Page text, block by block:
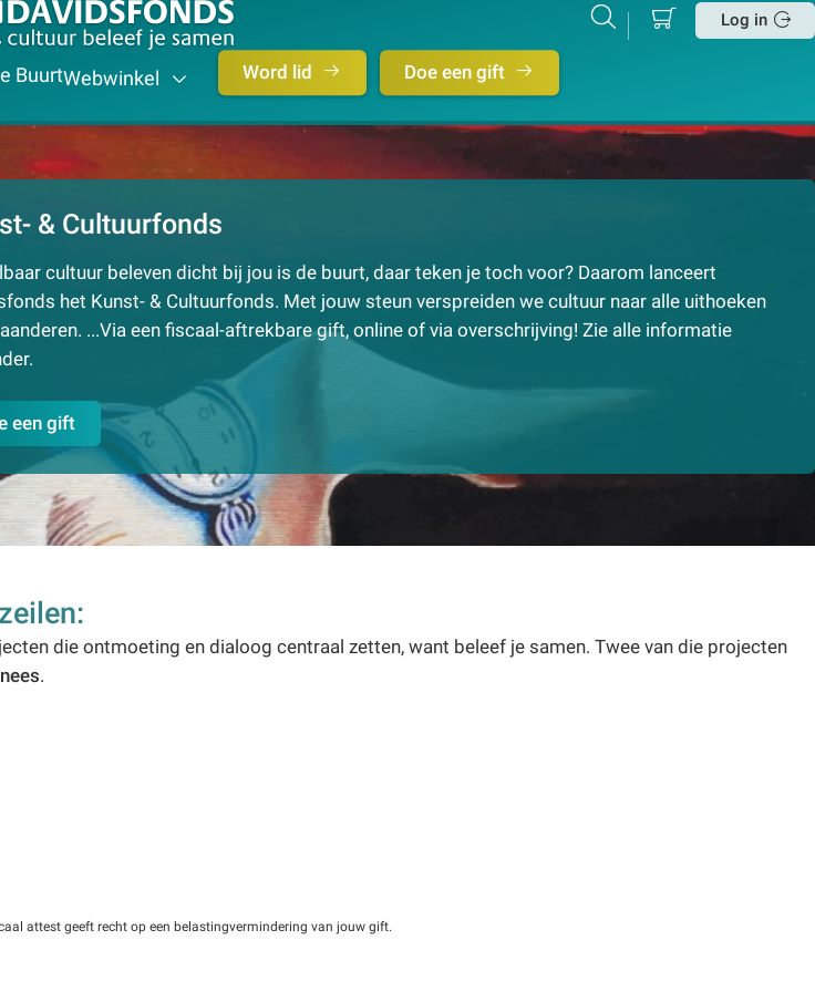
Zoeken
Mijn
winkelmand
BetalenLog in
BuurtWebwinkel Word lid Doe een gift
& Cultuurfonds
cultuur beleven dicht bij jou is de buurt, daar teken je toch voor? Daarom lanceert
het Kunst- & Cultuurfonds. Met jouw steun verspreiden we cultuur naar alle uithoeken
...Via een fiscaal-aftrekbare gift, online of via overschrijving! Zie alle informatie
een gift
die ontmoeting en dialoog centraal zetten, want beleef je samen. Twee van die projecten
.
attest geeft recht op een belastingvermindering van jouw gift.